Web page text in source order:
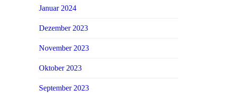
Januar 2024
Dezember 2023
November 2023
Oktober 2023
September 2023